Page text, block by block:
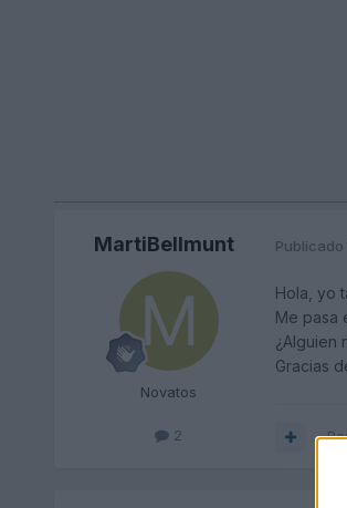
MartiBellmunt
Novatos
2
Publicado
Hola, yo
Me pasa
¿Alguien
Gracias